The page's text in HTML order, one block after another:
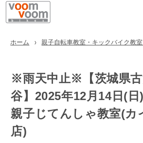
ホーム 親子自転車教室・キックバイク教
※雨天中止※【茨城県
谷】2025年12月14日(
親子じてんしゃ教室(カ
店)